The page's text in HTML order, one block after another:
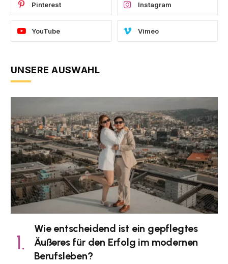
Pinterest Instagram
YouTube Vimeo
UNSERE AUSWAHL
Wie entscheidend ist ein gepflegtes
Äußeres für den Erfolg im modernen
Berufsleben?